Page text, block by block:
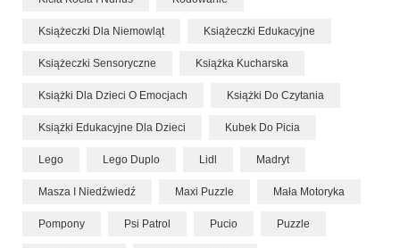
Książeczki Dla Niemowląt Książeczki Edukacyjne
Książeczki Sensoryczne Książka Kucharska
Książki Dla Dzieci O Emocjach Książki Do Czytania
Książki Edukacyjne Dla Dzieci Kubek Do Picia
Lego Lego Duplo Lidl Madryt
Masza I Niedźwiedź Maxi Puzzle Mała Motoryka
Pompony Psi Patrol Pucio Puzzle